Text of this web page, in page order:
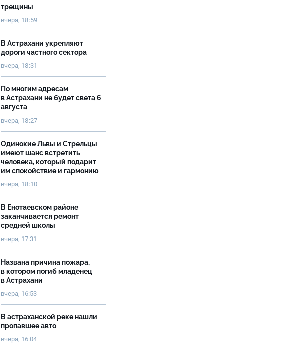
трещины
вчера, 18:59
В Астрахани укрепляют
дороги частного сектора
вчера, 18:31
По многим адресам
в Астрахани не будет света 6
августа
вчера, 18:27
Одинокие Львы и Стрельцы
имеют шанс встретить
человека, который подарит
им спокойствие и гармонию
вчера, 18:10
В Енотаевском районе
заканчивается ремонт
средней школы
вчера, 17:31
Названа причина пожара,
в котором погиб младенец
в Астрахани
вчера, 16:53
В астраханской реке нашли
пропавшее авто
вчера, 16:04